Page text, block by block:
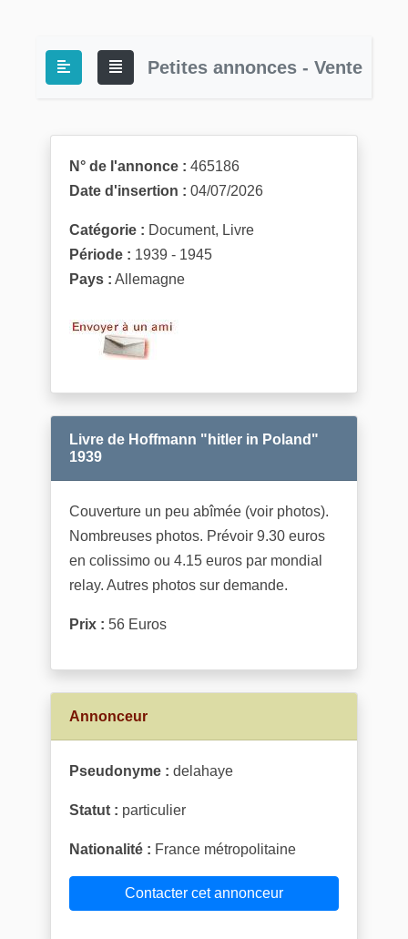
Petites annonces - Vente
N° de l'annonce : 465186
Date d'insertion : 04/07/2026
Catégorie : Document, Livre
Période : 1939 - 1945
Pays : Allemagne
Livre de Hoffmann "hitler in Poland"
1939
Couverture un peu abîmée (voir photos).
Nombreuses photos. Prévoir 9.30 euros
en colissimo ou 4.15 euros par mondial
relay. Autres photos sur demande.
Prix : 56 Euros
Annonceur
Pseudonyme : delahaye
Statut : particulier
Nationalité : France métropolitaine
Contacter cet annonceur